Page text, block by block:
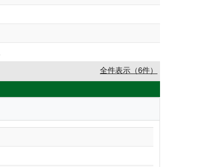
全件表示（6件）